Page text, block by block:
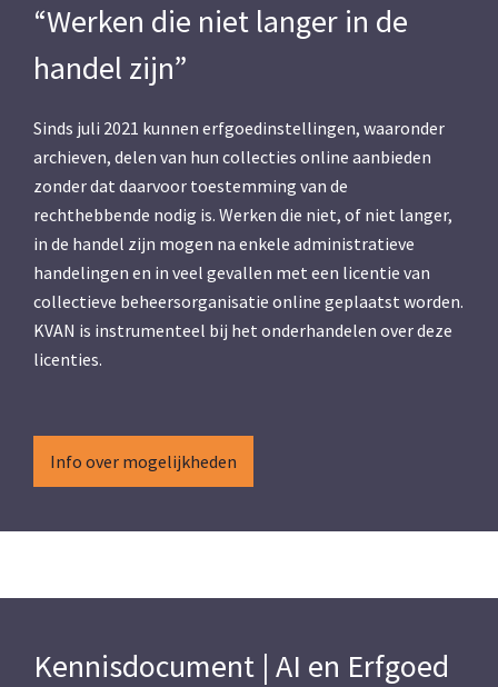
“Werken die niet langer in de
handel zijn”
Sinds juli 2021 kunnen erfgoedinstellingen, waaronder
archieven, delen van hun collecties online aanbieden
zonder dat daarvoor toestemming van de
rechthebbende nodig is. Werken die niet, of niet langer,
in de handel zijn mogen na enkele administratieve
handelingen en in veel gevallen met een licentie van
collectieve beheersorganisatie online geplaatst worden.
KVAN is instrumenteel bij het onderhandelen over deze
licenties.
Info over mogelijkheden
Kennisdocument | AI en Erfgoed